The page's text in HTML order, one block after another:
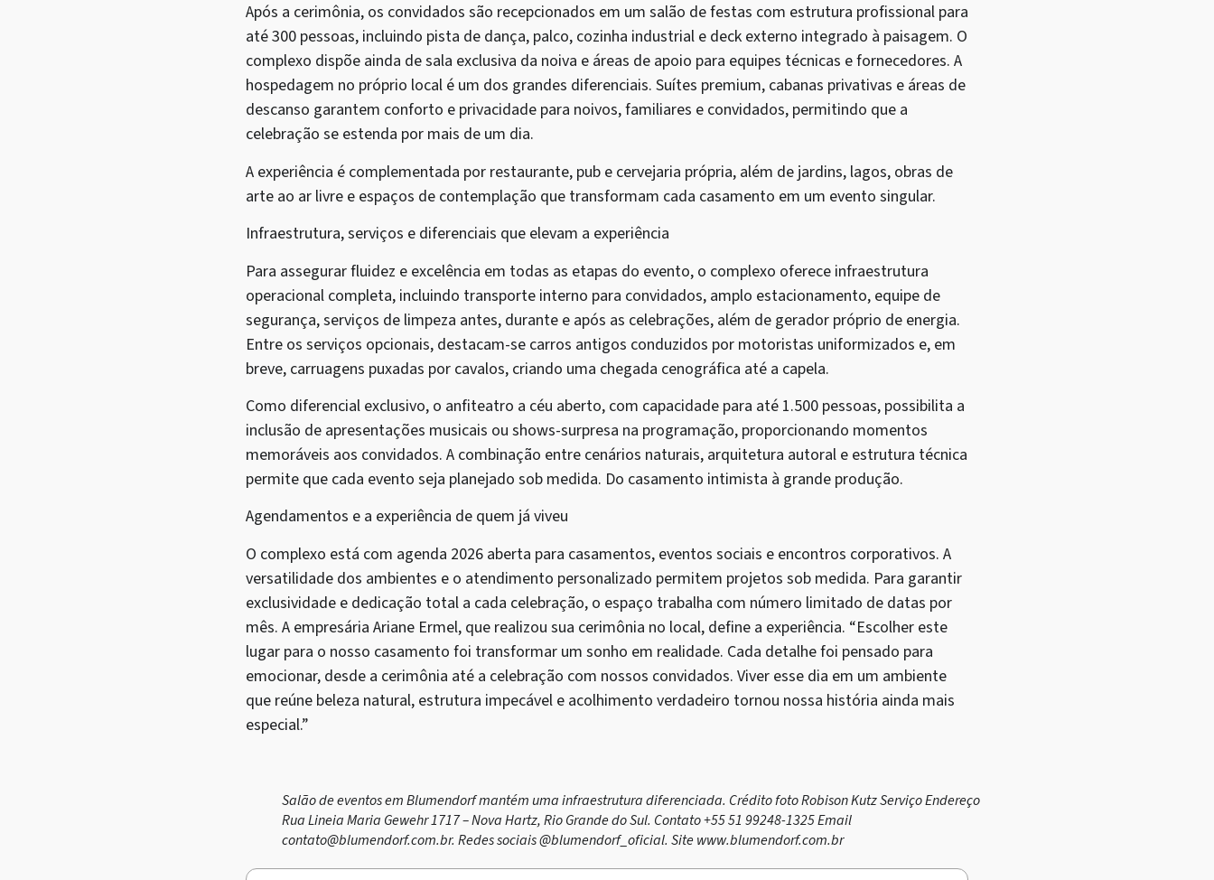
Após a cerimônia, os convidados são recepcionados em um salão de festas com estrutura profissional para
até 300 pessoas, incluindo pista de dança, palco, cozinha industrial e deck externo integrado à paisagem. O
complexo dispõe ainda de sala exclusiva da noiva e áreas de apoio para equipes técnicas e fornecedores. A
hospedagem no próprio local é um dos grandes diferenciais. Suítes premium, cabanas privativas e áreas de
descanso garantem conforto e privacidade para noivos, familiares e convidados, permitindo que a
celebração se estenda por mais de um dia.
A experiência é complementada por restaurante, pub e cervejaria própria, além de jardins, lagos, obras de
arte ao ar livre e espaços de contemplação que transformam cada casamento em um evento singular.
Infraestrutura, serviços e diferenciais que elevam a experiência
Para assegurar fluidez e excelência em todas as etapas do evento, o complexo oferece infraestrutura
operacional completa, incluindo transporte interno para convidados, amplo estacionamento, equipe de
segurança, serviços de limpeza antes, durante e após as celebrações, além de gerador próprio de energia.
Entre os serviços opcionais, destacam-se carros antigos conduzidos por motoristas uniformizados e, em
breve, carruagens puxadas por cavalos, criando uma chegada cenográfica até a capela.
Como diferencial exclusivo, o anfiteatro a céu aberto, com capacidade para até 1.500 pessoas, possibilita a
inclusão de apresentações musicais ou shows-surpresa na programação, proporcionando momentos
memoráveis aos convidados. A combinação entre cenários naturais, arquitetura autoral e estrutura técnica
permite que cada evento seja planejado sob medida. Do casamento intimista à grande produção.
Agendamentos e a experiência de quem já viveu
O complexo está com agenda 2026 aberta para casamentos, eventos sociais e encontros corporativos. A
versatilidade dos ambientes e o atendimento personalizado permitem projetos sob medida. Para garantir
exclusividade e dedicação total a cada celebração, o espaço trabalha com número limitado de datas por
mês. A empresária Ariane Ermel, que realizou sua cerimônia no local, define a experiência. “Escolher este
lugar para o nosso casamento foi transformar um sonho em realidade. Cada detalhe foi pensado para
emocionar, desde a cerimônia até a celebração com nossos convidados. Viver esse dia em um ambiente
que reúne beleza natural, estrutura impecável e acolhimento verdadeiro tornou nossa história ainda mais
especial.”
Salão de eventos em Blumendorf mantém uma infraestrutura diferenciada. Crédito foto Robison Kutz Serviço Endereço
Rua Lineia Maria Gewehr 1717 – Nova Hartz, Rio Grande do Sul. Contato +55 51 99248-1325 Email
contato@blumendorf.com.br. Redes sociais @blumendorf_oficial. Site www.blumendorf.com.br